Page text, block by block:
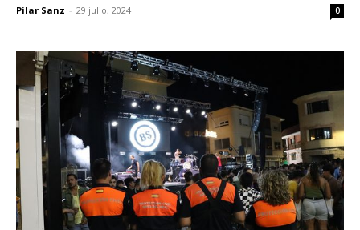
Pilar Sanz - 29 julio, 2024 0